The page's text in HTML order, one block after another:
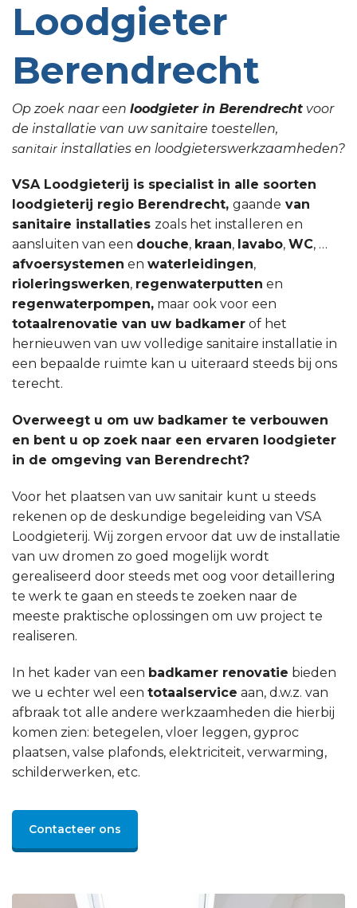
Loodgieter
Berendrecht
Op zoek naar een loodgieter in Berendrecht voor
de installatie van uw sanitaire toestellen,
sanitair installaties en loodgieterswerkzaamheden?
VSA Loodgieterij is specialist in alle soorten
loodgieterij regio Berendrecht, gaande van
sanitaire installaties zoals het installeren en
aansluiten van een douche, kraan, lavabo, WC, …
afvoersystemen en waterleidingen,
rioleringswerken, regenwaterputten en
regenwaterpompen, maar ook voor een
totaalrenovatie van uw badkamer of het
hernieuwen van uw volledige sanitaire installatie in
een bepaalde ruimte kan u uiteraard steeds bij ons
terecht.
Overweegt u om uw badkamer te verbouwen
en bent u op zoek naar een ervaren loodgieter
in de omgeving van Berendrecht?
Voor het plaatsen van uw sanitair kunt u steeds
rekenen op de deskundige begeleiding van VSA
Loodgieterij. Wij zorgen ervoor dat uw de installatie
van uw dromen zo goed mogelijk wordt
gerealiseerd door steeds met oog voor detaillering
te werk te gaan en steeds te zoeken naar de
meeste praktische oplossingen om uw project te
realiseren.
In het kader van een badkamer renovatie bieden
we u echter wel een totaalservice aan, d.w.z. van
afbraak tot alle andere werkzaamheden die hierbij
komen zien: betegelen, vloer leggen, gyproc
plaatsen, valse plafonds, elektriciteit, verwarming,
schilderwerken, etc.
Contacteer ons